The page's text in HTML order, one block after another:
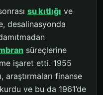
su kıtlığı ve
desalinasyonda
süreçlerine
işaret etti. 1955
araştırmaları finanse
ve bu da 1961’de